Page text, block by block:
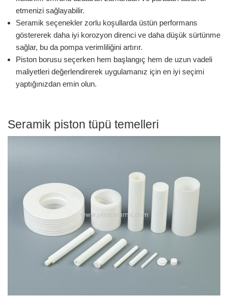
etmenizi sağlayabilir.
Seramik seçenekler zorlu koşullarda üstün performans
göstererek daha iyi korozyon direnci ve daha düşük sürtünme
sağlar, bu da pompa verimliliğini artırır.
Piston borusu seçerken hem başlangıç ​​hem de uzun vadeli
maliyetleri değerlendirerek uygulamanız için en iyi seçimi
yaptığınızdan emin olun.
Seramik piston tüpü temelleri